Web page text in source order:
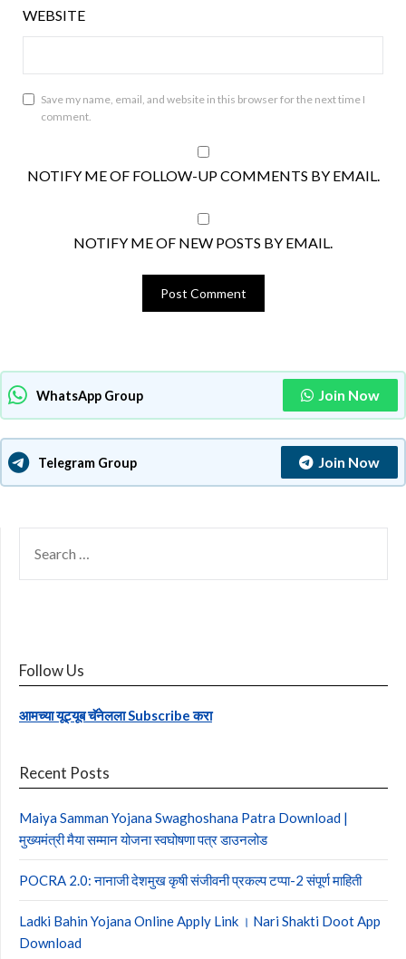
WEBSITE
Save my name, email, and website in this browser for the next time I
comment.
NOTIFY ME OF FOLLOW-UP COMMENTS BY EMAIL.
NOTIFY ME OF NEW POSTS BY EMAIL.
WhatsApp Group Join Now
Telegram Group Join Now
FOR:
Follow Us
आमच्या यूट्यूब चॅनेलला Subscribe करा
Recent Posts
Maiya Samman Yojana Swaghoshana Patra Download |
मुख्यमंत्री मैया सम्मान योजना स्वघोषणा पत्र डाउनलोड
POCRA 2.0: नानाजी देशमुख कृषी संजीवनी प्रकल्प टप्पा-2 संपूर्ण माहिती
Ladki Bahin Yojana Online Apply Link । Nari Shakti Doot App
Download